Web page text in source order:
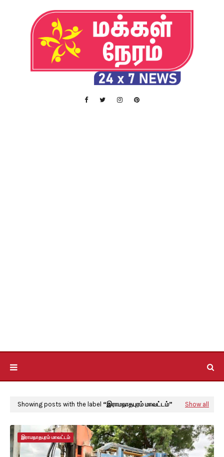
Showing posts with the label இராமநாதபுரம் மாவட்டம் Show all
இராமநாதபுரம் மாவட்டம்